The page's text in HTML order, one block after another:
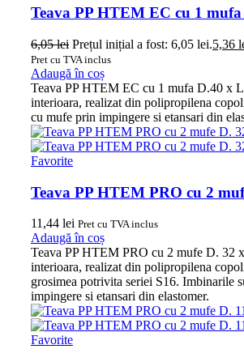
Teava PP HTEM EC cu 1
6,05lei Prețul inițial a fost: 6,05 lei.5,36
Pret cu TVA inclus
Adaugă în coș
Teava PP HTEM EC cu 1 mufa D.40 x
interioara, realizat din polipropilena
cu mufe prin impingere si etansari din
Favorite
Teava PP HTEM PRO cu 2
11,44 lei Pret cu TVA inclus
Adaugă în coș
Teava PP HTEM PRO cu 2 mufe D. 32
interioara, realizat din polipropilena
grosimea potrivita seriei S16. Imbinarile
impingere si etansari din elastomer.
Favorite